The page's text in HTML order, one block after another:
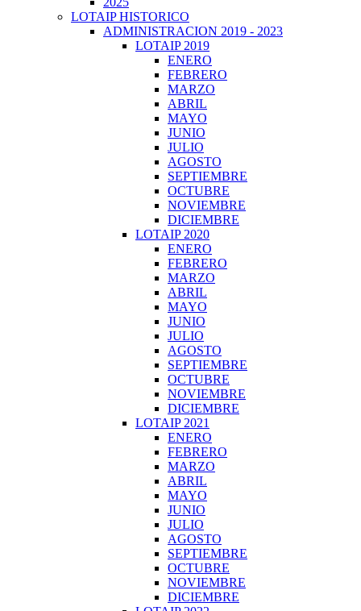
LOTAIP HISTORICO
ADMINISTRACION 2019 - 2023
LOTAIP 2019
ENERO
FEBRERO
MARZO
ABRIL
MAYO
JUNIO
JULIO
AGOSTO
SEPTIEMBRE
OCTUBRE
NOVIEMBRE
DICIEMBRE
LOTAIP 2020
ENERO
FEBRERO
MARZO
ABRIL
MAYO
JUNIO
JULIO
AGOSTO
SEPTIEMBRE
OCTUBRE
NOVIEMBRE
DICIEMBRE
LOTAIP 2021
ENERO
FEBRERO
MARZO
ABRIL
MAYO
JUNIO
JULIO
AGOSTO
SEPTIEMBRE
OCTUBRE
NOVIEMBRE
DICIEMBRE